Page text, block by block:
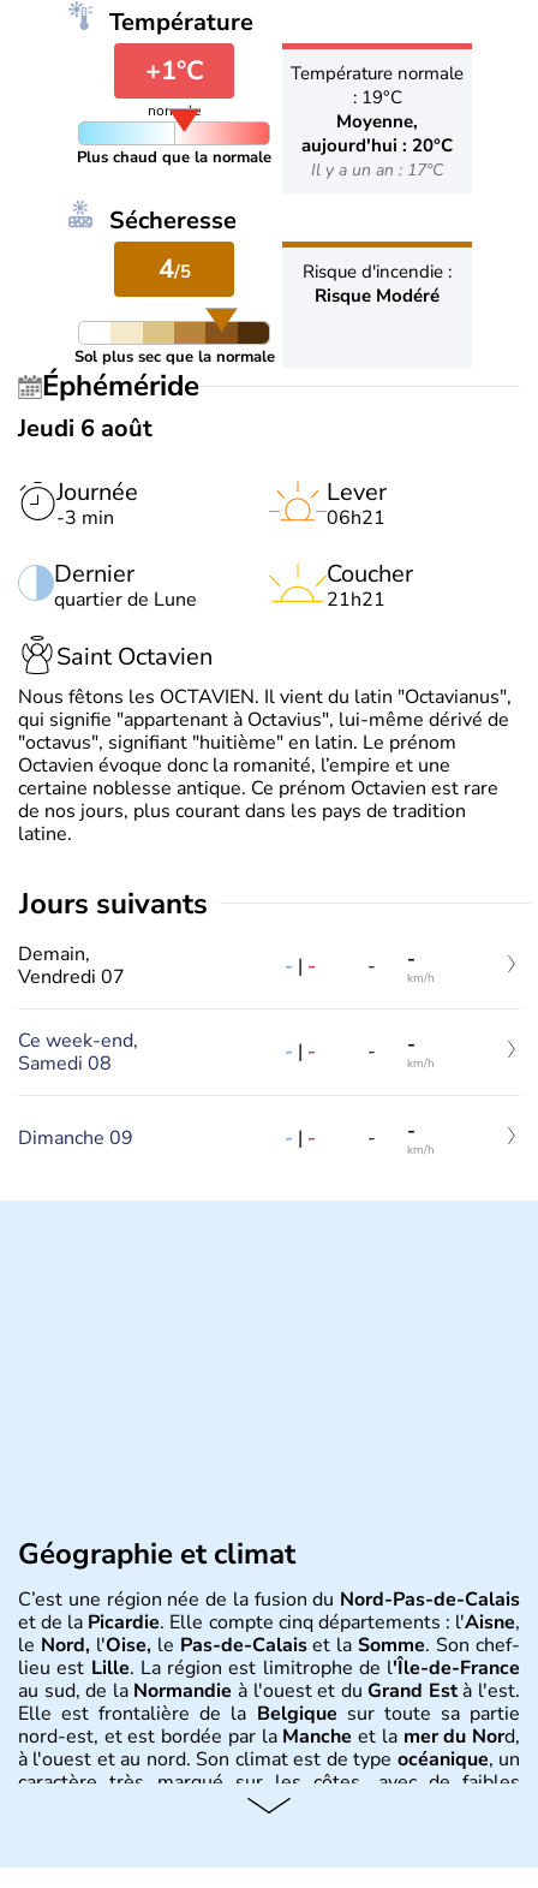
Température
+1°C
normale
Plus chaud que la normale
Température normale
: 19°C
Moyenne,
aujourd'hui : 20°C
Il y a un an : 17°C
Sécheresse
4/5
Sol plus sec que la normale
Risque d'incendie :
Risque Modéré
Éphéméride
Jeudi 6 août
Journée
-3 min
Dernier
quartier de Lune
Lever
06h21
Coucher
21h21
Saint Octavien
Nous fêtons les OCTAVIEN. Il vient du latin "Octavianus",
qui signifie "appartenant à Octavius", lui-même dérivé de
"octavus", signifiant "huitième" en latin. Le prénom
Octavien évoque donc la romanité, l’empire et une
certaine noblesse antique. Ce prénom Octavien est rare
de nos jours, plus courant dans les pays de tradition
latine.
jours suivants
Demain,
Vendredi 07
- | - - -
km/h
Ce week-end,
Samedi 08
- | - - -
km/h
Dimanche 09 - | - - -
km/h
Géographie et climat
C’est une région née de la fusion du Nord-Pas-de-Calais
et de la Picardie. Elle compte cinq départements : l'Aisne,
le Nord,l'Oise,le Pas-de-Calaiset laSomme. Son chef-
lieu est Lille. La région est limitrophe de l'Île-de-France
au sud, de la Normandie à l'ouest et duGrand Està l'est.
Elle est frontalière de la Belgique sur toute sa partie
nord-est, et est bordée par la Manche et la mer du Nord,
à l'ouest et au nord. Son climat est de type océanique, un
caractère très marqué sur les côtes, avec de faibles
amplitudes thermiques (des hivers doux et peu enneigés
écarts de températures plus marqués.